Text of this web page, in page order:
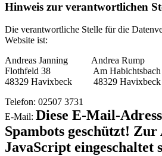
Hinweis zur verantwortlichen
Die verantwortliche Stelle für die
Website ist:
Andreas Janning Andrea Rump
Flothfeld 38 Am Habichtsbach
48329 Havixbeck 48329 Havixbeck
Telefon: 02507 3731
E-Mail: Diese E-Mail-
Spambots geschützt! Zur
JavaScript eingeschaltet